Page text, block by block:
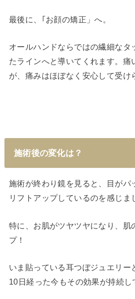
最後に、｢お顔の矯正」へ。
オールハンドならではの繊細なタ
たラインへと導いてくれます。痛
が、痛みはほぼなく安心して受け
施術後の変化は？
施術が終わり鏡を見ると、目がパ
リフトアップしているのを感じま
特に、お肌がツヤツヤになり、肌
プ！
いま貼っている耳つぼジュエリー
10日経った今もその効果が持続し